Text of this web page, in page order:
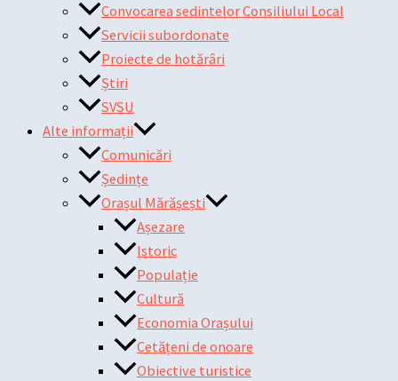
Convocarea sedintelor Consiliului Local
Servicii subordonate
Proiecte de hotărâri
Știri
SVSU
Alte informații
Comunicări
Ședințe
Orașul Mărășești
Așezare
Istoric
Populație
Cultură
Economia Orașului
Cetățeni de onoare
Obiective turistice